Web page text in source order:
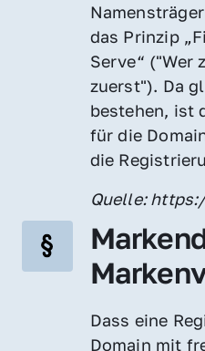
das Prinzip
Serve“ ("Wer
zuerst"). Da
bestehen, ist
für die
die
Quelle:
Dass eine
Domain mit